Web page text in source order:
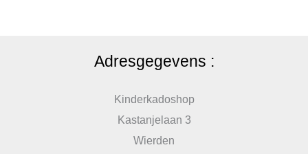
Adresgegevens :
Kinderkadoshop
Kastanjelaan 3
Wierden